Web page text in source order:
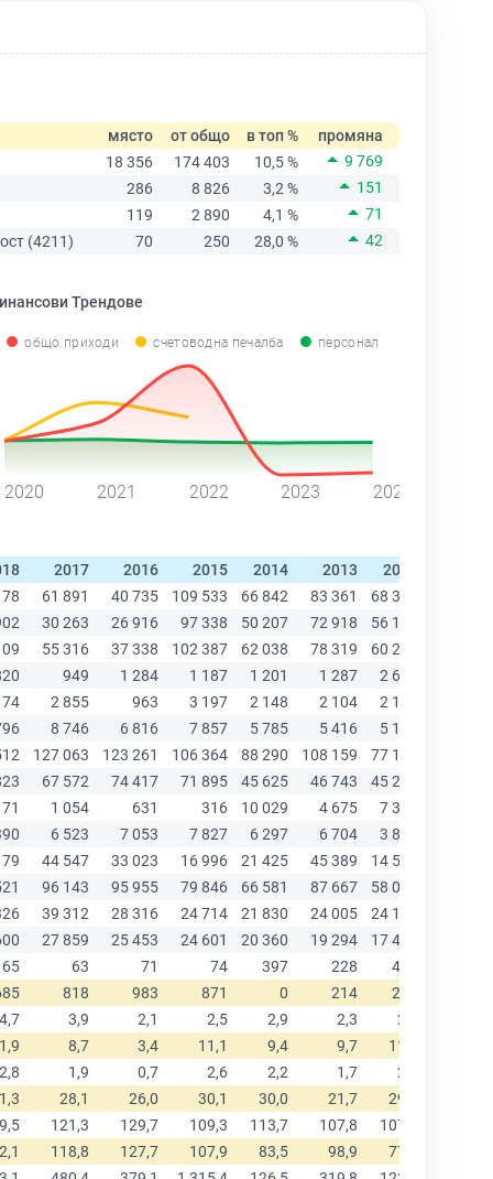
място от общо в топ %
промяна
18 356
174 403 10,5 %
9 769
286
8 826 3,2 %
151
119
2 890 4,1 %
71
(4211)
70 250 28,0 % 42
Трендове
общо приходи счетоводна печалба персонал
2020 2021 2022 2023 2024
2017 2016 2015 2014 2013 2012